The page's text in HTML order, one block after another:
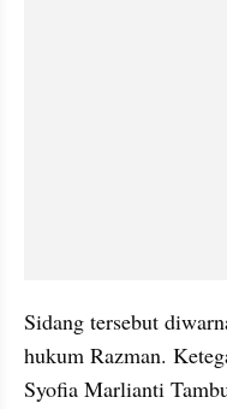
Sidang tersebut
hukum Razman.
Syofia Marlianti